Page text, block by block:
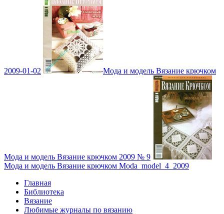
2009-01-02 Мода и модель Вязание крючком
Мода и модель Вязание крючком 2009 № 9
Мода и модель Вязание крючком Moda_model_4_2009
Главная
Библиотека
Вязание
Любимые журналы по вязанию